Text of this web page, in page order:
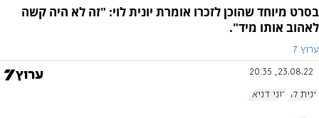
בסרט מיוחד שהוכן לזכרו אומרת יונית לוי: "זה לא היה קשה
לאהוב אותו מיד".
ערוץ 7
23.08.22, 20:35
יונית לוי רוני דניאל